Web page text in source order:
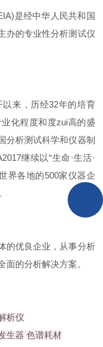
是经中华人民共和国
办的专业性分析测试仪
来，历经32年的培育
化程度和度zui高的盛
分析测试科学和仪器制
继续以“生命·生活·
界各地的500家仪器企
的优良企业，从事分析
面的分析解决方案。
析仪
生器 色谱耗材